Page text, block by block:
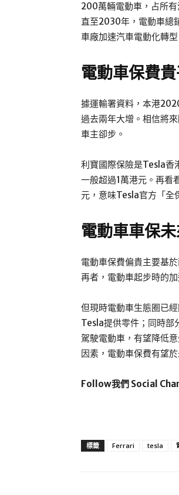
200萬輛電動車，占所
直至2030年，電動車總
車廠加速汽車電動化轉
電動車保費
據運輸署資料，本港
過去兩年大增。相信將
車主卻步。
利寶國際保險是Tesla香
一般超過1萬港元。再看
元，意味Tesla官方「全
電動車車保
電動車保費偏貴主要基
再者，電動車起步時的
但現時電動車生態圈已
Tesla提供零件；同時部
駕駛電動車，有望降低
因素，電動車保費有望於
Follow我們 Social
標籤 Ferrari tesla